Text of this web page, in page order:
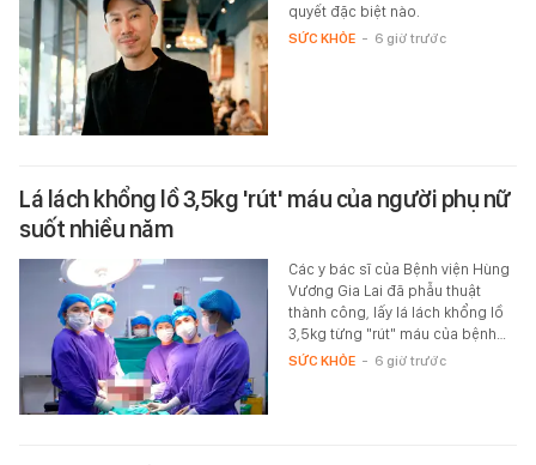
quyết đặc biệt nào.
SỨC KHỎE - 6 giờ trước
Lá lách khổng lồ 3,5kg 'rút' máu của người phụ nữ
suốt nhiều năm
Các y bác sĩ của Bệnh viện Hùng
Vương Gia Lai đã phẫu thuật
thành công, lấy lá lách khổng lồ
3,5kg từng "rút" máu của bệnh…
SỨC KHỎE - 6 giờ trước